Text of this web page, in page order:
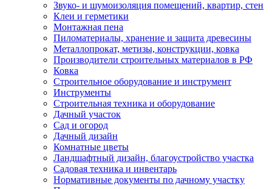
Звуко- и шумоизоляция помещений, квартир, стен
Клеи и герметики
Монтажная пена
Пиломатериалы, хранение и защита древесины
Металлопрокат, метизы, конструкции, ковка
Производители строительных материалов в РФ
Ковка
Строительное оборудование и инструмент
Инструменты
Строительная техника и оборудование
Дачный участок
Сад и огород
Дачный дизайн
Комнатные цветы
Ландшафтный дизайн, благоустройство участка
Садовая техника и инвентарь
Нормативные документы по дачному участку